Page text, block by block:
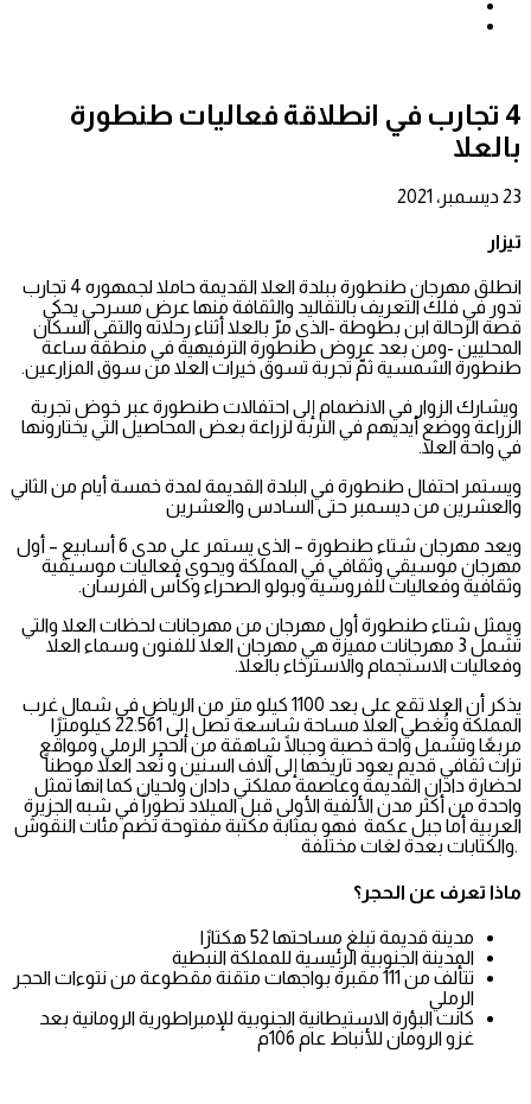
4 تجارب في انطلاقة فعاليات طنطورة
بالعلا
23 ديسمبر، 2021
تيزار
انطلق مهرجان طنطورة ببلدة العلا القديمة حاملا لجمهوره 4 تجارب
تدور في فلك التعريف بالتقاليد والثقافة منها عرض مسرحي يحكي
قصة الرحالة ابن بطوطة -الذي مرّ بالعلا أثناء رحلاته والتقى السكان
المحليين -ومن بعد عروض طنطورة الترفيهية في منطقة ساعة
طنطورة الشمسية ثمّ تجربة تسوق خيرات العلا من سوق المزارعين.
ويشارك الزوار في الانضمام إلى احتفالات طنطورة عبر خوض تجربة
الزراعة ووضع أيديهم في التربة لزراعة بعض المحاصيل التي يختارونها
في واحة العلا.
ويستمر احتفال طنطورة في البلدة القديمة لمدة خمسة أيام من الثاني
والعشرين من ديسمبر حتى السادس والعشرين
ويعد مهرجان شتاء طنطورة – الذي يستمر على مدى 6 أسابيع – أول
مهرجان موسيقي وثقافي في المملكة ويحوي فعاليات موسيقية
وثقافية وفعاليات للفروسية وبولو الصحراء وكأس الفرسان.
ويمثل شتاء طنطورة أول مهرجان من مهرجانات لحظات العلا والتي
تشمل 3 مهرجانات مميزة هي مهرجان العلا للفنون وسماء العلا
وفعاليات الاستجمام والاسترخاء بالعلا.
يذكر أن العلا تقع على بعد 1100 كيلو متر من الرياض في شمال غرب
المملكة وتُغطي العلا مساحة شاسعة تصل إلى 22.561 كيلومترًا
مربعًا وتشمل واحة خصبة وجبالًا شاهقة من الحجر الرملي ومواقع
تراث ثقافي قديم يعود تاريخها إلى آلاف السنين و
تُعد العلا موطناً
لحضارة دادان القديمة وعاصمة مملكتي دادان ولحيان كما انها تمثل
واحدة من أكثر مدن الألفية الأولى قبل الميلاد تطوراً في شبه الجزيرة
العربية أما جبل عكمة فهو بمثابة مكتبة مفتوحة تضم مئات النقوش
والكتابات بعدة لغات مختلفة.
ماذا تعرف عن الحجر؟
مدينة قديمة تبلغ مساحتها 52 هكتارًا
المدينة الجنوبية الرئيسية للمملكة النبطية
تتألف من 111 مقبرة بواجهات متقنة مقطوعة من نتوءات الحجر
الرملي
كانت البؤرة الاستيطانية الجنوبية للإمبراطورية الرومانية بعد
غزو الرومان للأنباط عام 106م